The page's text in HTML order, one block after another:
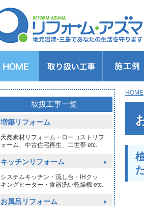
キッチンのリフォーム
バスルームのリフォーム
トイレのリフォーム
洗面所のリフォーム
給湯器交換
窓リフォーム
玄関リフォーム
1DAYリフォーム
外壁・屋根塗装 HOME
> 植
取扱工事一覧
増築リフォーム
天然素材リフォーム・ローコストリフ
ォーム、中古住宅再生、二世帯 etc.
キッチンリフォーム
システムキッチン・流し台・IHクッ
キングヒーター・食器洗い乾燥機 etc.
お風呂リフォーム